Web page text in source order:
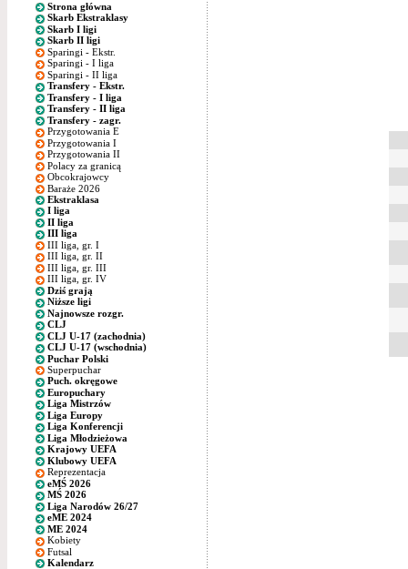
Strona główna
Skarb Ekstraklasy
Skarb I ligi
Skarb II ligi
Sparingi - Ekstr.
Sparingi - I liga
Sparingi - II liga
Transfery - Ekstr.
Transfery - I liga
Transfery - II liga
Transfery - zagr.
Przygotowania E
Przygotowania I
Przygotowania II
Polacy za granicą
Obcokrajowcy
Baraże 2026
Ekstraklasa
I liga
II liga
III liga
III liga, gr. I
III liga, gr. II
III liga, gr. III
III liga, gr. IV
Dziś grają
Niższe ligi
Najnowsze rozgr.
CLJ
CLJ U-17 (zachodnia)
CLJ U-17 (wschodnia)
Puchar Polski
Superpuchar
Puch. okręgowe
Europuchary
Liga Mistrzów
Liga Europy
Liga Konferencji
Liga Młodzieżowa
Krajowy UEFA
Klubowy UEFA
Reprezentacja
eMŚ 2026
MŚ 2026
Liga Narodów 26/27
eME 2024
ME 2024
Kobiety
Futsal
Kalendarz